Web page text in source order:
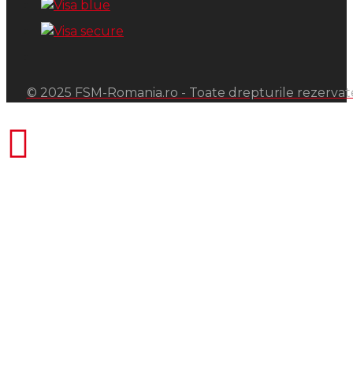
© 2025 FSM-Romania.ro - Toate drepturile